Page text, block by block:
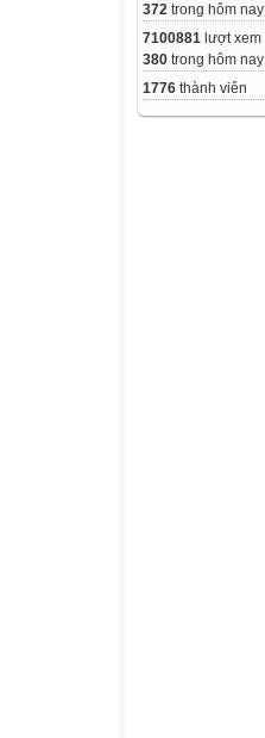
372 trong hôm nay
7100881 lượt xem
380 trong hôm nay
1776 thành viên